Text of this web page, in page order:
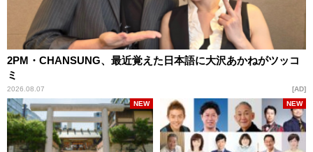
2PM・CHANSUNG、最近覚えた日本語に大沢あかねがツッコ
ミ
2026.08.07 AD
NEW NEW